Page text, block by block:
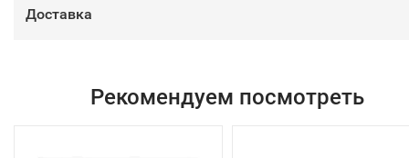
Доставка
Рекомендуем посмотреть